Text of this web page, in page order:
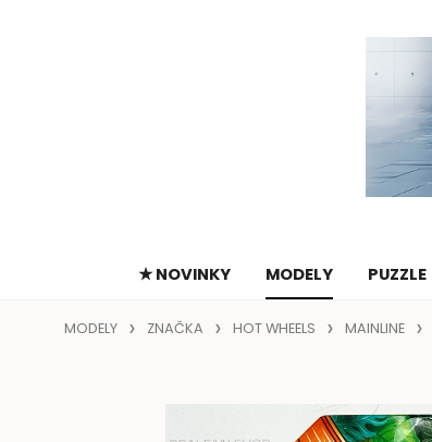
★ NOVINKY MODELY PUZZLE
MODELY ZNAČKA HOT WHEELS MAINLINE